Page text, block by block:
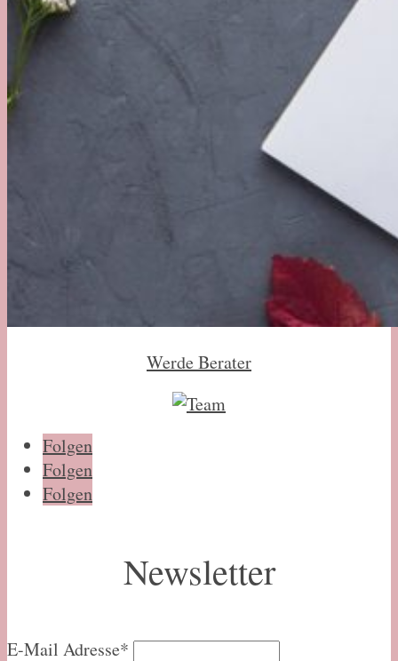
Werde Berater
Folgen
Folgen
Folgen
Newsletter
E-Mail Adresse*